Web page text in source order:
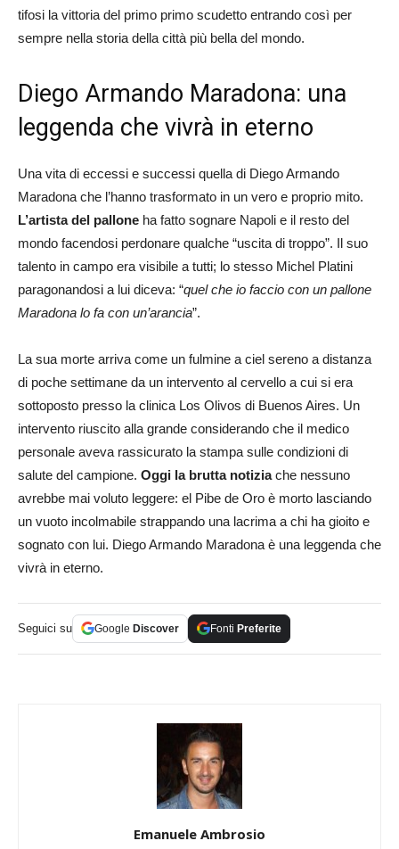
tifosi la vittoria del primo primo scudetto entrando così per
sempre nella storia della città più bella del mondo.
Diego Armando Maradona: una
leggenda che vivrà in eterno
Una vita di eccessi e successi quella di Diego Armando
Maradona che l’hanno trasformato in un vero e proprio mito.
L’artista del pallone ha fatto sognare Napoli e il resto del
mondo facendosi perdonare qualche “uscita di troppo”. Il suo
talento in campo era visibile a tutti; lo stesso Michel Platini
paragonandosi a lui diceva: “quel che io faccio con un pallone
Maradona lo fa con un’arancia”.
La sua morte arriva come un fulmine a ciel sereno a distanza
di poche settimane da un intervento al cervello a cui si era
sottoposto presso la clinica Los Olivos di Buenos Aires. Un
intervento riuscito alla grande considerando che il medico
personale aveva rassicurato la stampa sulle condizioni di
salute del campione. Oggi la brutta notiziache nessuno
avrebbe mai voluto leggere: el Pibe de Oro è morto lasciando
un vuoto incolmabile strappando una lacrima a chi ha gioito e
sognato con lui. Diego Armando Maradona è una leggenda che
vivrà in eterno.
Seguici su Google Discover Fonti Preferite
Emanuele Ambrosio